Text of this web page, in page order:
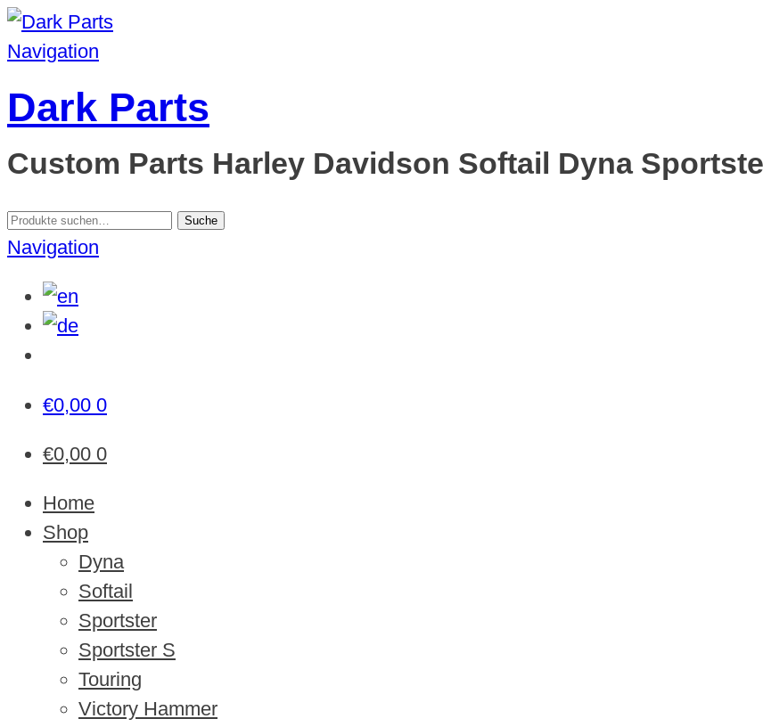
Navigation
Dark Parts
Custom Parts Harley Davidson Softail Dyna
Suche
nach:
Suche
Navigation
€0,00 0
€0,00 0
Home
Shop
Dyna
Softail
Sportster
Sportster S
Touring
Victory Hammer